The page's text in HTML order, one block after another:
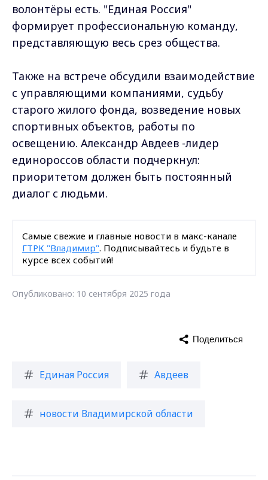
волонтёры есть. "Единая Россия"
формирует профессиональную команду,
представляющую весь срез общества.
Также на встрече обсудили взаимодействие
с управляющими компаниями, судьбу
старого жилого фонда, возведение новых
спортивных объектов, работы по
освещению. Александр Авдеев -лидер
единороссов области подчеркнул:
приоритетом должен быть постоянный
диалог с людьми.
Самые свежие и главные новости в макс-канале
ГТРК "Владимир". Подписывайтесь и будьте в
курсе всех событий!
Опубликовано: 10 сентября 2025 года
Единая Россия Авдеев
новости Владимирской области
Поделиться